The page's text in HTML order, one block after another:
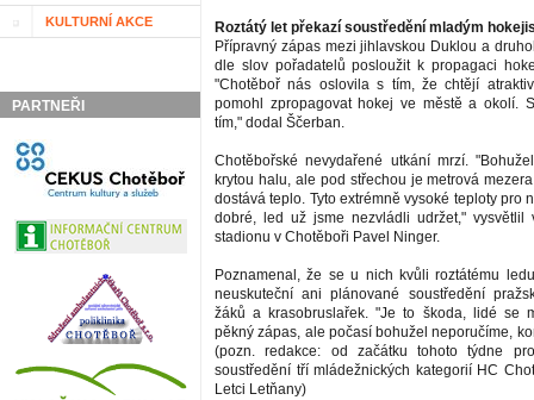
KULTURNÍ AKCE
PARTNEŘI
Roztátý let překazí soustředění mladým
Přípravný zápas mezi jihlavskou Duklou a
dle slov pořadatelů posloužit k propagaci
"Chotěboř nás oslovila s tím, že chtějí
pomohl zpropagovat hokej ve městě a okolí.
tím," dodal Ščerban.
Chotěbořské nevydařené utkání mrzí.
krytou halu, ale pod střechou je metrová
dostává teplo. Tyto extrémně vysoké teploty pro
dobré, led už jsme nezvládli udržet," vysvětlil
stadionu v Chotěboři Pavel Ninger.
Poznamenal, že se u nich kvůli roztátému
neuskuteční ani plánované soustředění
žáků a krasobruslařek. "Je to škoda, lidé se
pěkný zápas, ale počasí bohužel neporučíme,
(pozn. redakce: od začátku tohoto týdne
soustředění tří mládežnických kategorií HC
Letci Letňany)